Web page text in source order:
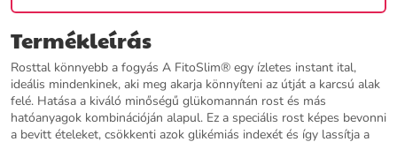
Termékleírás
Rosttal könnyebb a fogyás A FitoSlim® egy ízletes instant ital,
ideális mindenkinek, aki meg akarja könnyíteni az útját a karcsú alak
felé. Hatása a kiváló minőségű glükomannán rost és más
hatóanyagok kombinációján alapul. Ez a speciális rost képes bevonni
a bevitt ételeket, csökkenti azok glikémiás indexét és így lassítja a